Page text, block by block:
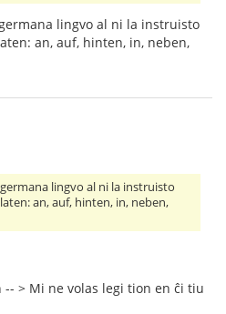
lingvo al ni la instruisto
an, auf, hinten, in, neben,
lingvo al ni la instruisto
an, auf, hinten, in, neben,
> Mi ne volas legi tion en ĉi tiu